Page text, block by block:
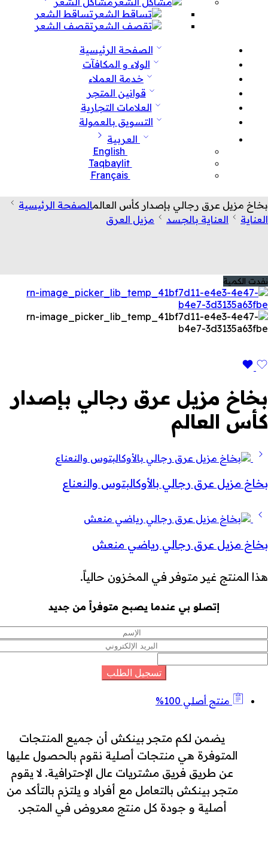
تساقط الشعر
تقصف الشعر
الصفحة الرئيسية
الولاء و المكافآت
خدمة العملاء
قوانين المتجر
العلامات التجارية
التسويق بالعمولة
العربية
English
Taqbaylit
Français
بخاخ مزيل عرق رجالي بإصدار كأس العالمالصفحة الرئيسية
العناية
العناية بالجسد مزيل العرق
نفدت الكمية
بخاخ مزيل عرق رجالي بإصدار
كأس العالم
بخاخ مزيل عرق رجالي بالأوكالبتوس والنعناع
بخاخ مزيل عرق رجالي رياضي منعش
هذا المنتج غير متوفر في المخزون حالياً.
إتصلو بي عندما يصبح متوفراً من جديد
منتج أصلي 100%
يضمن لكم متجر بينكش أن جميع المنتجات
المتوفرة هي منتجات أصلية نقوم بالحصول عليها
عن طريق فريق مشتريات عال الإحترافية. لا يقوم
متجر بينكش بالتعامل مع أفراد و يلتزم بالتأكد من
أصلية و جودة كل منتج معروض في المتجر.